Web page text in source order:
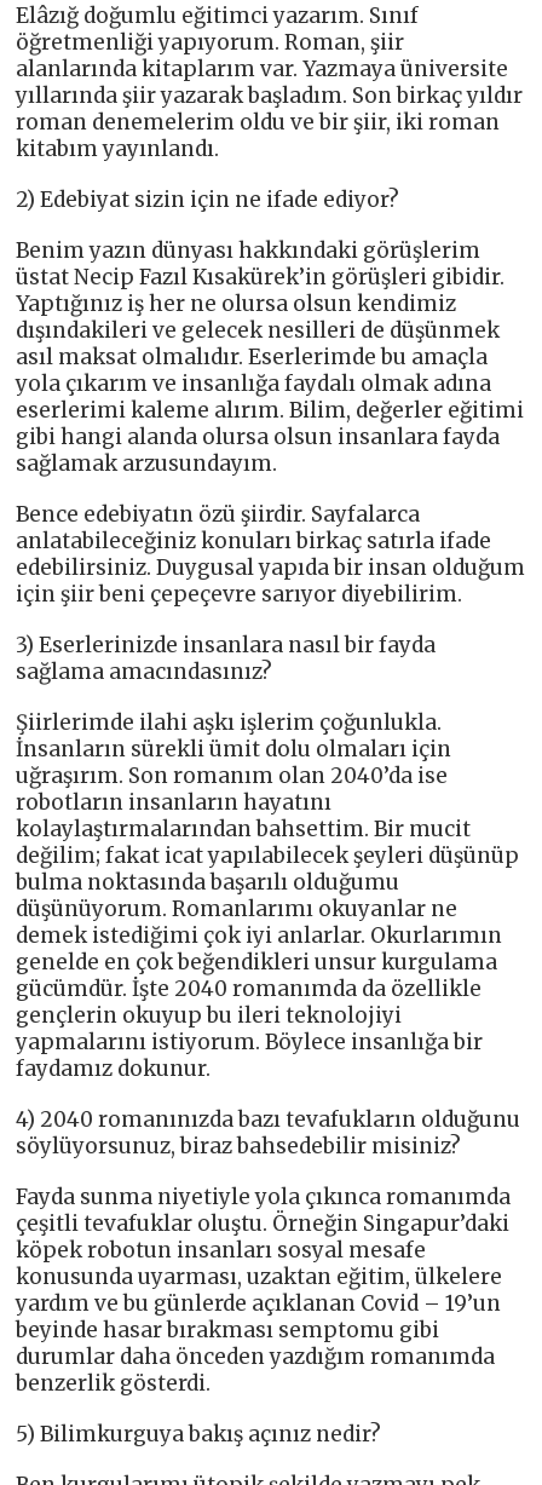
Elâzığ doğumlu eğitimci yazarım. Sınıf
öğretmenliği yapıyorum. Roman, şiir
alanlarında kitaplarım var. Yazmaya üniversite
yıllarında şiir yazarak başladım. Son birkaç yıldır
roman denemelerim oldu ve bir şiir, iki roman
kitabım yayınlandı.
2) Edebiyat sizin için ne ifade ediyor?
Benim yazın dünyası hakkındaki görüşlerim
üstat Necip Fazıl Kısakürek’in görüşleri gibidir.
Yaptığınız iş her ne olursa olsun kendimiz
dışındakileri ve gelecek nesilleri de düşünmek
asıl maksat olmalıdır. Eserlerimde bu amaçla
yola çıkarım ve insanlığa faydalı olmak adına
eserlerimi kaleme alırım. Bilim, değerler eğitimi
gibi hangi alanda olursa olsun insanlara fayda
sağlamak arzusundayım.
Bence edebiyatın özü şiirdir. Sayfalarca
anlatabileceğiniz konuları birkaç satırla ifade
edebilirsiniz. Duygusal yapıda bir insan olduğum
için şiir beni çepeçevre sarıyor diyebilirim.
3) Eserlerinizde insanlara nasıl bir fayda
sağlama amacındasınız?
Şiirlerimde ilahi aşkı işlerim çoğunlukla.
İnsanların sürekli ümit dolu olmaları için
uğraşırım. Son romanım olan 2040’da ise
robotların insanların hayatını
kolaylaştırmalarından bahsettim. Bir mucit
değilim; fakat icat yapılabilecek şeyleri düşünüp
bulma noktasında başarılı olduğumu
düşünüyorum. Romanlarımı okuyanlar ne
demek istediğimi çok iyi anlarlar. Okurlarımın
genelde en çok beğendikleri unsur kurgulama
gücümdür. İşte 2040 romanımda da özellikle
gençlerin okuyup bu ileri teknolojiyi
yapmalarını istiyorum. Böylece insanlığa bir
faydamız dokunur.
4) 2040 romanınızda bazı tevafukların olduğunu
söylüyorsunuz, biraz bahsedebilir misiniz?
Fayda sunma niyetiyle yola çıkınca romanımda
çeşitli tevafuklar oluştu. Örneğin Singapur’daki
köpek robotun insanları sosyal mesafe
konusunda uyarması, uzaktan eğitim, ülkelere
yardım ve bu günlerde açıklanan Covid – 19’un
beyinde hasar bırakması semptomu gibi
durumlar daha önceden yazdığım romanımda
benzerlik gösterdi.
5) Bilimkurguya bakış açınız nedir?